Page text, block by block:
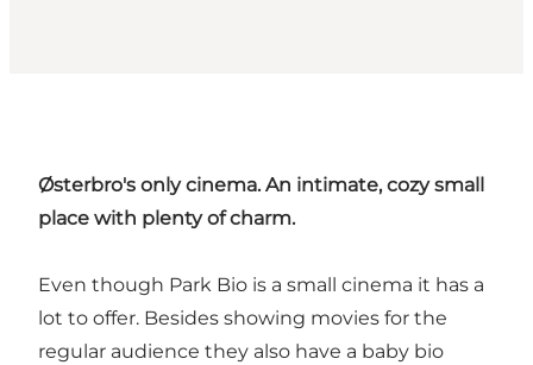
Østerbro's only cinema. An intimate, cozy small
place with plenty of charm.
Even though Park Bio is a small cinema it has a
lot to offer. Besides showing movies for the
regular audience they also have a baby bio